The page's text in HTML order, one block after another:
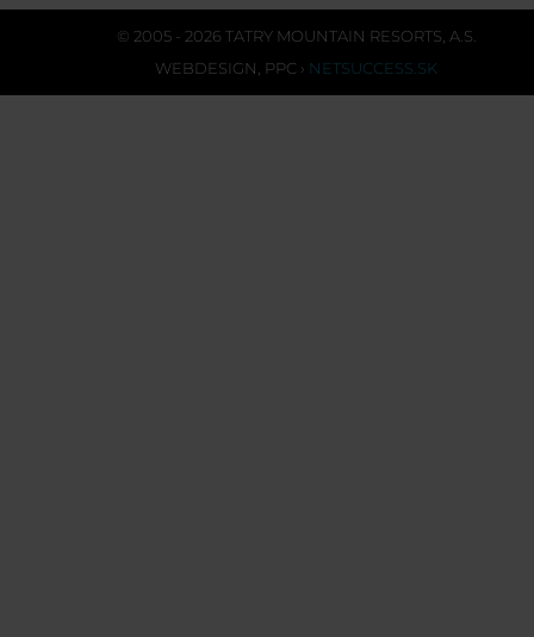
© 2005 - 2026 TATRY MOUNTAIN RESORTS, A.S.
WEBDESIGN PPC › NETSUCCESS.SK